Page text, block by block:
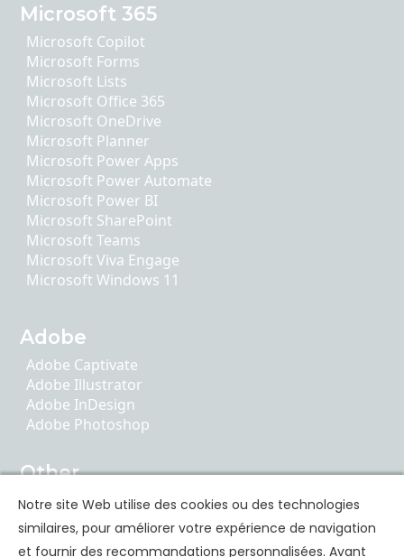
Microsoft 365
Microsoft Copilot
Microsoft Forms
Microsoft Lists
Microsoft Office 365
Microsoft OneDrive
Microsoft Planner
Microsoft Power Apps
Microsoft Power Automate
Microsoft Power BI
Microsoft SharePoint
Microsoft Teams
Microsoft Viva Engage
Microsoft Windows 11
Adobe
Adobe Captivate
Adobe Illustrator
Adobe InDesign
Adobe Photoshop
Other
AI Literacy
ChatGPT
Google Apps
Notre site Web utilise des cookies ou des technologies
similaires, pour améliorer votre expérience de navigation
et fournir des recommandations personnalisées. Avant